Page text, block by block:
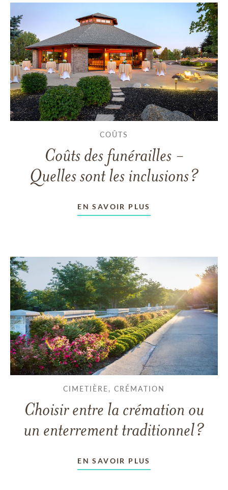
COÛTS
Coûts des funérailles -
Quelles sont les inclusions?
EN SAVOIR PLUS
CIMETIÈRE, CRÉMATION
Choisir entre la crémation ou
un enterrement traditionnel?
EN SAVOIR PLUS